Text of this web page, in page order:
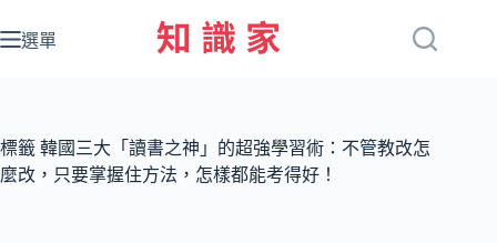
至
容
選單
標籤 韓國三大「讀書之神」的超強學習術：不管教改怎
麼改，只要掌握住方法，怎樣都能考得好！